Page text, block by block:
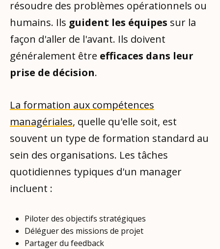
résoudre des problèmes opérationnels ou
humains. Ils guident les équipes sur la
façon d'aller de l'avant. Ils doivent
généralement être efficaces dans leur
prise de décision.
La formation aux compétences
managériales, quelle qu'elle soit, est
souvent un type de formation standard au
sein des organisations. Les tâches
quotidiennes typiques d'un manager
incluent :
Piloter des objectifs stratégiques
Déléguer des missions de projet
Partager du feedback